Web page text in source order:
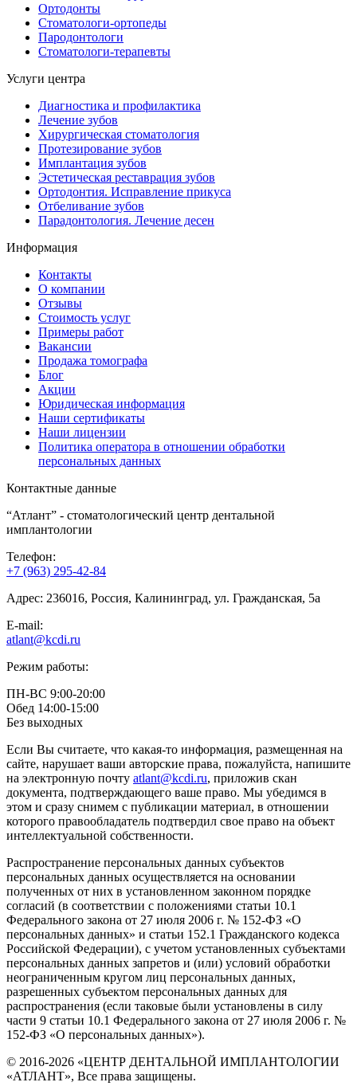
Ортодонты
Стоматологи-ортопеды
Пародонтологи
Стоматологи-терапевты
Услуги центра
Диагностика и профилактика
Лечение зубов
Хирургическая cтоматология
Протезирование зубов
Имплантация зубов
Эстетическая реставрация зубов
Ортодонтия. Исправление прикуса
Отбеливание зубов
Парадонтология. Лечение десен
Информация
Контакты
О компании
Отзывы
Стоимость услуг
Примеры работ
Вакансии
Продажа томографа
Блог
Акции
Юридическая информация
Наши сертификаты
Наши лицензии
Политика оператора в отношении обработки
персональных данных
Контактные данные
“Атлант” - стоматологический центр дентальной
имплантологии
Телефон:
+7 (963) 295-42-84
Адрес: 236016, Россия, Калининград, ул. Гражданская, 5а
E-mail:
atlant@kcdi.ru
Режим работы:
ПН-ВС 9:00-20:00
Обед 14:00-15:00
Без выходных
Если Вы считаете, что какая-то информация, размещенная на
сайте, нарушает ваши авторские права, пожалуйста, напишите
на электронную почту atlant@kcdi.ru, приложив скан
документа, подтверждающего ваше право. Мы убедимся в
этом и сразу снимем с публикации материал, в отношении
которого правообладатель подтвердил свое право на объект
интеллектуальной собственности.
Распространение персональных данных субъектов
персональных данных осуществляется на основании
полученных от них в установленном законном порядке
согласий (в соответствии с положениями статьи 10.1
Федерального закона от 27 июля 2006 г. № 152-ФЗ «О
персональных данных» и статьи 152.1 Гражданского кодекса
Российской Федерации), с учетом установленных субъектами
персональных данных запретов и (или) условий обработки
неограниченным кругом лиц персональных данных,
разрешенных субъектом персональных данных для
распространения (если таковые были установлены в силу
части 9 статьи 10.1 Федерального закона от 27 июля 2006 г. №
152-ФЗ «О персональных данных»).
© 2016-2026 «ЦЕНТР ДЕНТАЛЬНОЙ ИМПЛАНТОЛОГИИ
«АТЛАНТ», Все права защищены.